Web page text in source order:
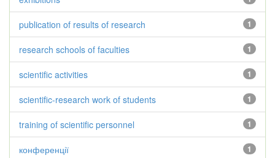
1
publication of results of research
1
research schools of faculties
1
scientific activities
1
scientific-research work of students
1
training of scientific personnel
1
конференції